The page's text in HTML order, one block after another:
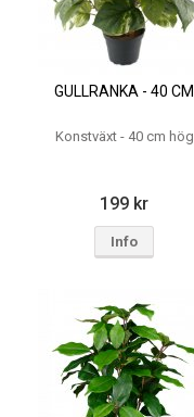
GULLRANKA - 40 CM
Konstväxt - 40 cm hög
199 kr
Info